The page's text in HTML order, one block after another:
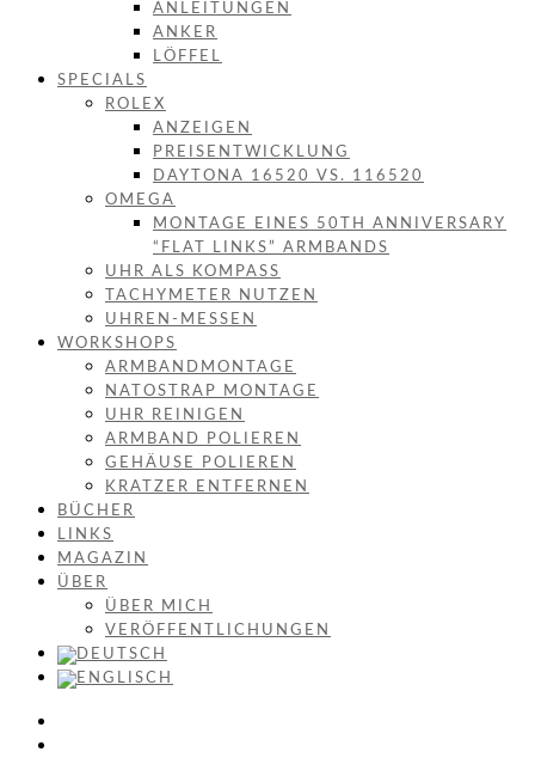
ANLEITUNGEN
ANKER
LÖFFEL
SPECIALS
ROLEX
ANZEIGEN
PREISENTWICKLUNG
DAYTONA 16520 VS. 116520
OMEGA
MONTAGE EINES 50TH ANNIVERSARY
“FLAT LINKS” ARMBANDS
UHR ALS KOMPASS
TACHYMETER NUTZEN
UHREN-MESSEN
WORKSHOPS
ARMBANDMONTAGE
NATOSTRAP MONTAGE
UHR REINIGEN
ARMBAND POLIEREN
GEHÄUSE POLIEREN
KRATZER ENTFERNEN
BÜCHER
LINKS
MAGAZIN
ÜBER
ÜBER MICH
VERÖFFENTLICHUNGEN